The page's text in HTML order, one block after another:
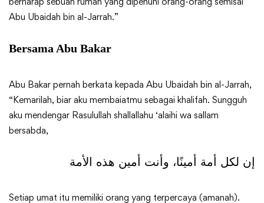
Abu Ubaidah bin al-Jarrah.”
Bersama Abu Bakar
Abu Bakar pernah berkata kepada Abu Ubaidah bin al-Jarrah,
“Kemarilah, biar aku membaiatmu sebagai khalifah. Sungguh
aku mendengar Rasulullah shallallahu ‘alaihi wa sallam
bersabda,
إن لكل أمة أمينًا، وأنت أمين هذه الأمة
Setiap umat itu memiliki orang yang terpercaya (amanah).